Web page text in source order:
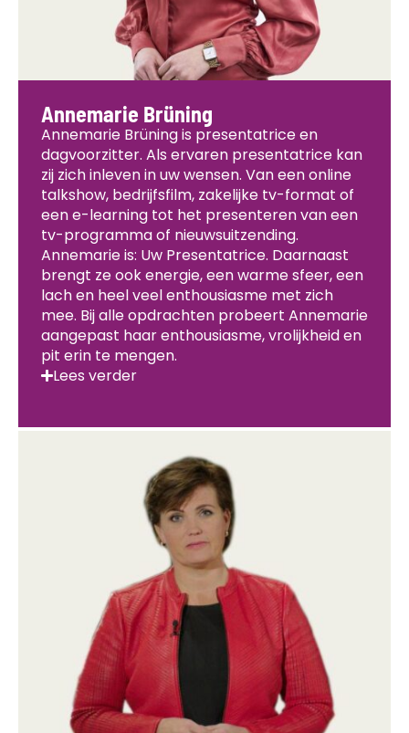
Annemarie Brüning
Annemarie Brüning is presentatrice en
dagvoorzitter. Als ervaren presentatrice kan
zij zich inleven in uw wensen. Van een online
talkshow, bedrijfsfilm, zakelijke tv-format of
een e-learning tot het presenteren van een
tv-programma of nieuwsuitzending.
Annemarie is: Uw Presentatrice. Daarnaast
brengt ze ook energie, een warme sfeer, een
lach en heel veel enthousiasme met zich
mee. Bij alle opdrachten probeert Annemarie
aangepast haar enthousiasme, vrolijkheid en
pit erin te mengen.
Lees verder